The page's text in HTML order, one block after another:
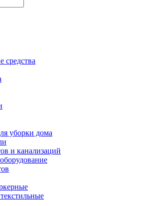
уборки дома
и канализаций